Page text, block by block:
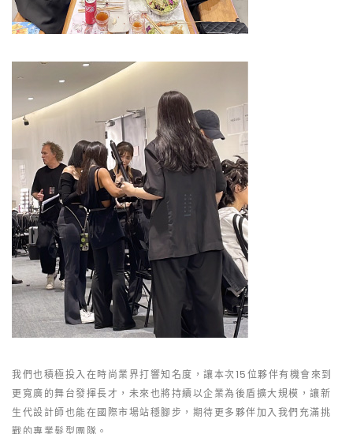
我們也積極投入在時尚業界打響知名度，讓本次15位夥伴有機會來到
更寬廣的舞台發揮長才，未來也將持續以企業為後盾擴大規模，讓新
生代設計師也能在國際市場站穩腳步，期待更多夥伴加入我們充滿挑
戰的專業髮型團隊。